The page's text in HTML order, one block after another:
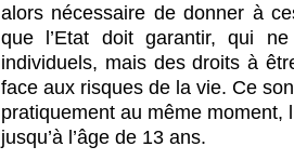
alors nécessaire de donner à
que l’Etat doit garantir, qui
individuels, mais des droits à
face aux risques de la vie. Ce
pratiquement au même moment,
jusqu’à l’âge de 13 ans.